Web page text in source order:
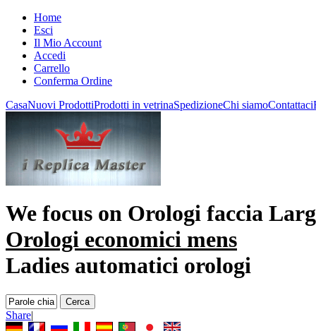
Home
Esci
Il Mio Account
Accedi
Carrello
Conferma Ordine
CasaNuovi ProdottiProdotti in vetrinaSpedizioneChi siamoContattaci
We focus on Orologi faccia
Orologi economici mens
Ladies automatici orologi
Share|